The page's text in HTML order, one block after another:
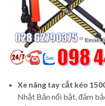
Xe nâng tay cắt kéo
Nhật Bản nổi bật, đảm